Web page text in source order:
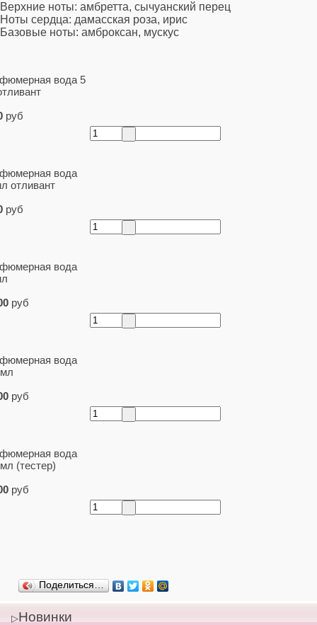
Верхние ноты: амбретта, сычуанский перец
Ноты сердца: дамасская роза, ирис
Базовые ноты: амброксан, мускус
вода 5
руб
вода
отливант
руб
вода
руб
вода
руб
вода
(тестер)
руб
Поделиться…
Новинки